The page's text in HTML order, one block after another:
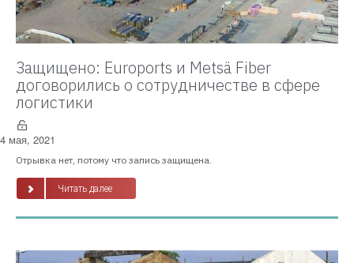
Защищено: Euroports и Metsä Fiber
договорились о сотрудничестве в сфере
логистики
4 мая, 2021
Отрывка нет, потому что запись защищена.
Читать далее